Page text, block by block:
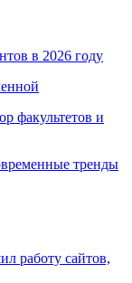
в 2026 году
факультетов и
тренды
работу сайтов,